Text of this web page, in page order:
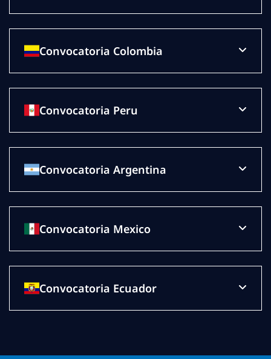
Convocatoria Colombia
Convocatoria Peru
Convocatoria Argentina
Convocatoria Mexico
Convocatoria Ecuador